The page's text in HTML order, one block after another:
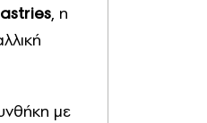
, η
με